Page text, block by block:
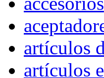
artículos
artículos